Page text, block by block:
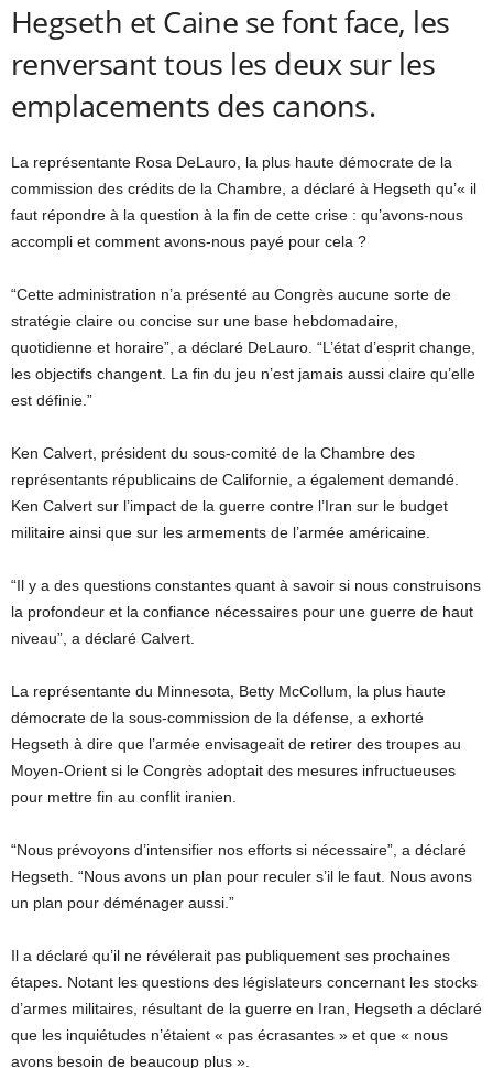
Hegseth et Caine se font face, les
renversant tous les deux sur les
emplacements des canons.
La représentante Rosa DeLauro, la plus haute démocrate de la
commission des crédits de la Chambre, a déclaré à Hegseth qu’« il
faut répondre à la question à la fin de cette crise : qu’avons-nous
accompli et comment avons-nous payé pour cela ?
“Cette administration n’a présenté au Congrès aucune sorte de
stratégie claire ou concise sur une base hebdomadaire,
quotidienne et horaire”, a déclaré DeLauro. “L’état d’esprit change,
les objectifs changent. La fin du jeu n’est jamais aussi claire qu’elle
est définie.”
Ken Calvert, président du sous-comité de la Chambre des
représentants républicains de Californie, a également demandé.
Ken Calvert sur l’impact de la guerre contre l’Iran sur le budget
militaire ainsi que sur les armements de l’armée américaine.
“Il y a des questions constantes quant à savoir si nous construisons
la profondeur et la confiance nécessaires pour une guerre de haut
niveau”, a déclaré Calvert.
La représentante du Minnesota, Betty McCollum, la plus haute
démocrate de la sous-commission de la défense, a exhorté
Hegseth à dire que l’armée envisageait de retirer des troupes au
Moyen-Orient si le Congrès adoptait des mesures infructueuses
pour mettre fin au conflit iranien.
“Nous prévoyons d’intensifier nos efforts si nécessaire”, a déclaré
Hegseth. “Nous avons un plan pour reculer s’il le faut. Nous avons
un plan pour déménager aussi.”
Il a déclaré qu’il ne révélerait pas publiquement ses prochaines
étapes. Notant les questions des législateurs concernant les stocks
d’armes militaires, résultant de la guerre en Iran, Hegseth a déclaré
que les inquiétudes n’étaient « pas écrasantes » et que « nous
avons besoin de beaucoup plus ».